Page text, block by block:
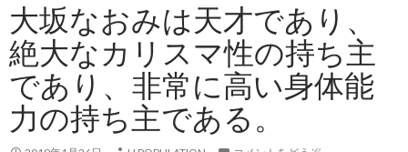
大坂なおみは天才であり、
絶大なカリスマ性の持ち主
であり、非常に高い身体能
力の持ち主である。